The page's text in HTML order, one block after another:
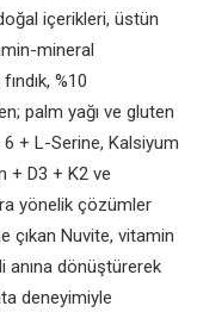
içerikleri, üstün
mineral
%10
palm yağı ve gluten
+ L-Serine, Kalsiyum
+ D3 + K2 ve
yönelik çözümler
çıkan Nuvite, vitamin
anına dönüştürerek
deneyimiyle